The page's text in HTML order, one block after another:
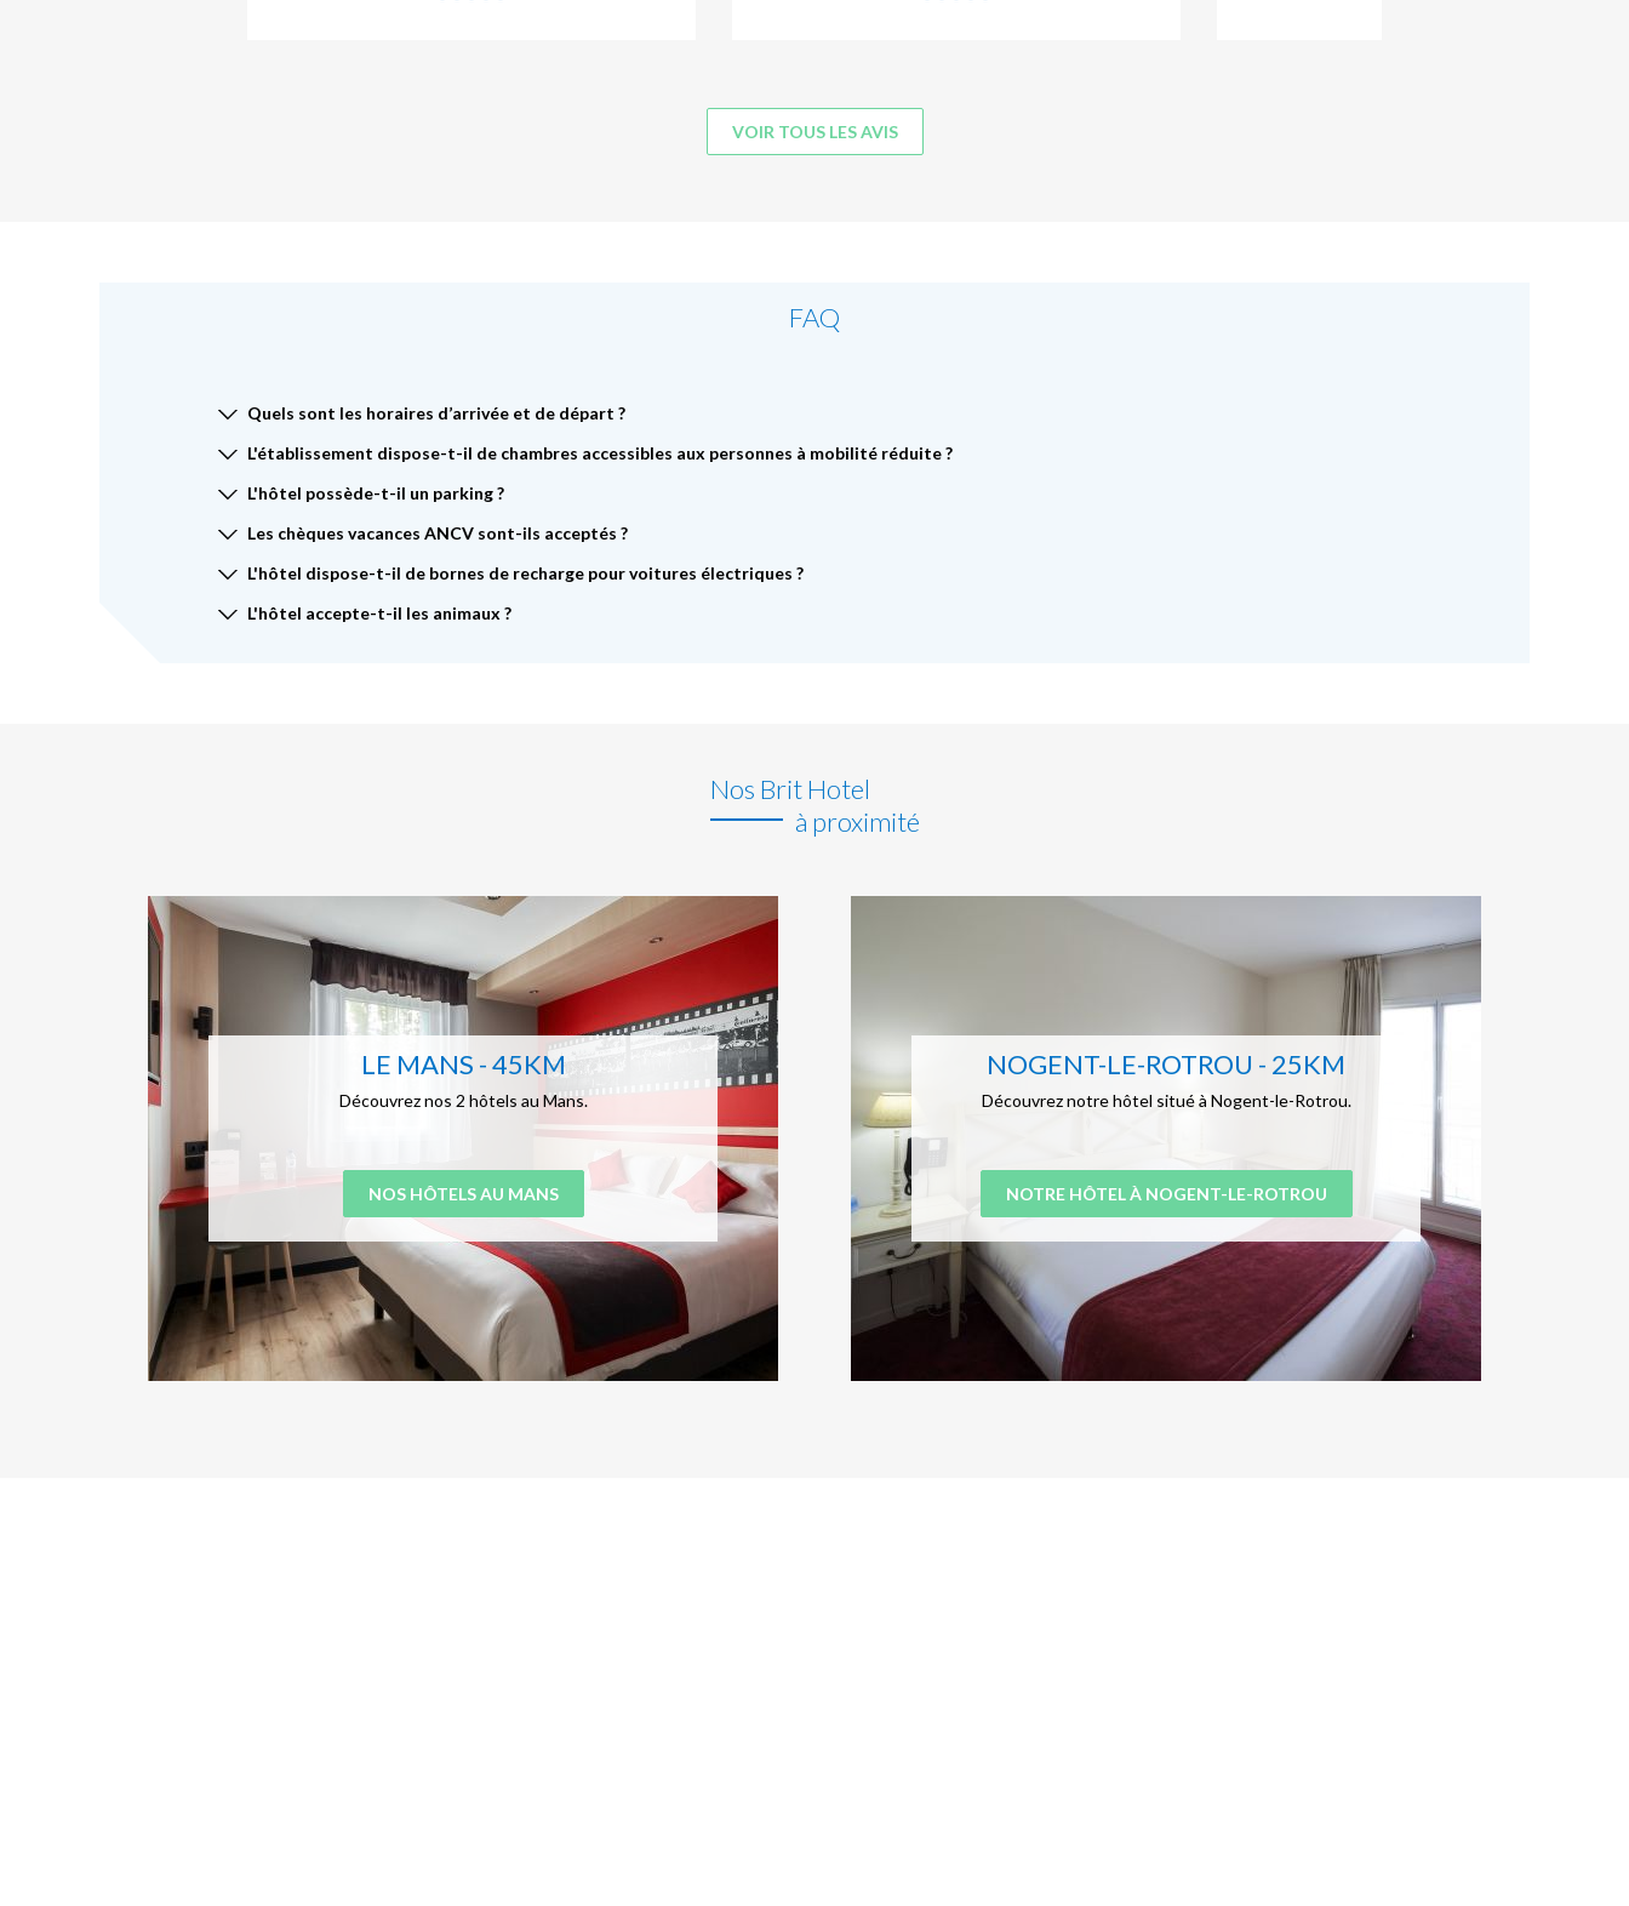
VOIR TOUS LES AVIS
FAQ
Quels sont les horaires d’arrivée et de départ ?
L'établissement dispose-t-il de chambres accessibles aux personnes à mobilité réduite ?
L'hôtel possède-t-il un parking ?
Les chèques vacances ANCV sont-ils acceptés ?
L'hôtel dispose-t-il de bornes de recharge pour voitures électriques ?
L'hôtel accepte-t-il les animaux ?
Nos Brit Hotel
à proximité
LE MANS - 45KM
Découvrez nos 2 hôtels au Mans.
NOS HÔTELS AU MANS
NOGENT-LE-ROTROU - 25KM
Découvrez notre hôtel situé à Nogent-le-Rotrou.
NOTRE HÔTEL À NOGENT-LE-ROTROU